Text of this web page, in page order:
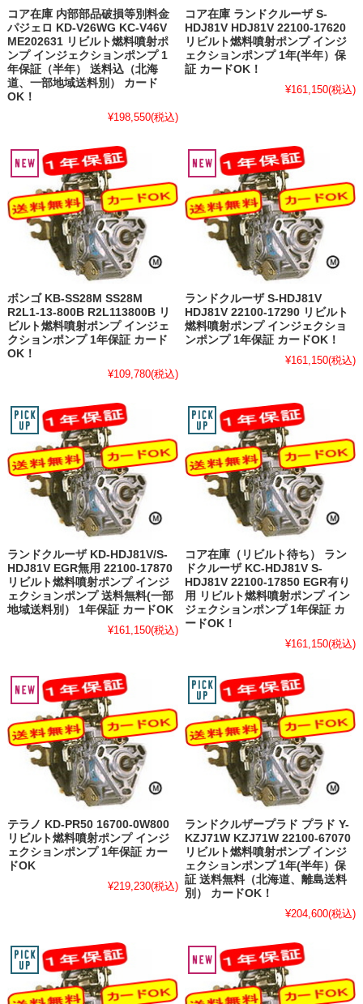
コア在庫 内部部品破損等別料金
パジェロ KD-V26WG KC-V46V
ME202631 リビルト燃料噴射ポ
ンプ インジェクションポンプ 1
年保証（半年） 送料込（北海
道、一部地域送料別） カード
OK！
¥198,550(税込)
コア在庫 ランドクルーザ S-
HDJ81V HDJ81V 22100-17620
リビルト燃料噴射ポンプ インジ
ェクションポンプ 1年(半年）保
証 カードOK！
¥161,150(税込)
ボンゴ KB-SS28M SS28M
R2L1-13-800B R2L113800B リ
ビルト燃料噴射ポンプ インジェ
クションポンプ 1年保証 カード
OK！
¥109,780(税込)
ランドクルーザ S-HDJ81V
HDJ81V 22100-17290 リビルト
燃料噴射ポンプ インジェクショ
ンポンプ 1年保証 カードOK！
¥161,150(税込)
ランドクルーザ KD-HDJ81V/S-
HDJ81V EGR無用 22100-17870
リビルト燃料噴射ポンプ インジ
ェクションポンプ 送料無料(一部
地域送料別） 1年保証 カードOK
¥161,150(税込)
コア在庫（リビルト待ち） ラン
ドクルーザ KC-HDJ81V S-
HDJ81V 22100-17850 EGR有り
用 リビルト燃料噴射ポンプ イン
ジェクションポンプ 1年保証 カ
ードOK！
¥161,150(税込)
テラノ KD-PR50 16700-0W800
リビルト燃料噴射ポンプ インジ
ェクションポンプ 1年保証 カー
ドOK
¥219,230(税込)
ランドクルザープラド プラド Y-
KZJ71W KZJ71W 22100-67070
リビルト燃料噴射ポンプ インジ
ェクションポンプ 1年(半年）保
証 送料無料（北海道、離島送料
別） カードOK！
¥204,600(税込)